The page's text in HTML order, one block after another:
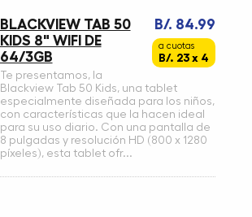
B/. 84.99
a cuotas
B/. 23 x 4
BLACKVIEW TAB 50
KIDS 8" WIFI DE
64/3GB
Te presentamos, la
Blackview Tab 50 Kids, una tablet
especialmente diseñada para los niños,
con características que la hacen ideal
para su uso diario. Con una pantalla de
8 pulgadas y resolución HD (800 x 1280
píxeles), esta tablet ofr...